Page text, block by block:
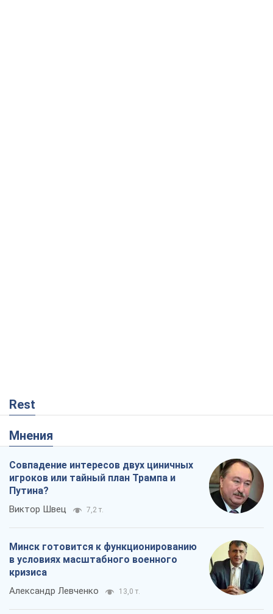
Rest
Мнения
Совпадение интересов двух циничных
игроков или тайный план Трампа и
Путина?
Виктор Швец 7,2 т.
Минск готовится к функционированию
в условиях масштабного военного
кризиса
Александр Левченко 13,0 т.